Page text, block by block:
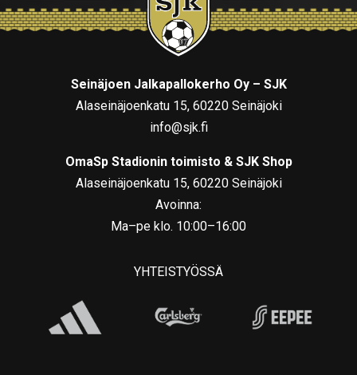
Seinäjoen Jalkapallokerho Oy – SJK
Alaseinäjoenkatu 15, 60220 Seinäjoki
info@sjk.fi
OmaSp Stadionin toimisto & SJK Shop
Alaseinäjoenkatu 15, 60220 Seinäjoki
Avoinna:
Ma–pe klo. 10:00–16:00
YHTEISTYÖSSÄ